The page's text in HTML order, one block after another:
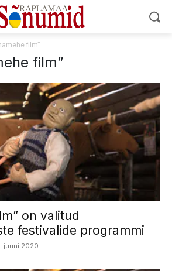
film”
film”
on valitud
festivalide programmi
juuni 2020